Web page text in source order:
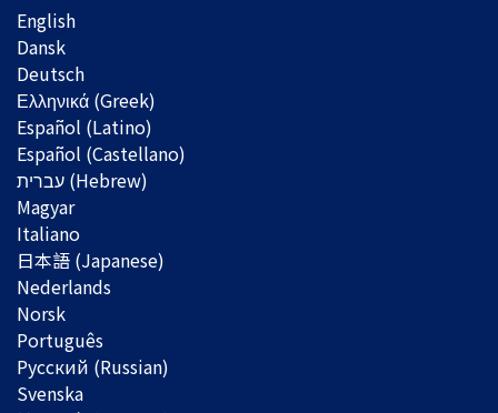
English
Dansk
Deutsch
Ελληνικά (Greek)
Español (Latino)
Español (Castellano)
Magyar
Italiano
日本語 (Japanese)
Nederlands
Norsk
Português
Русский (Russian)
Svenska